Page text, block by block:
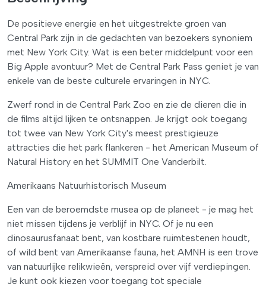
De positieve energie en het uitgestrekte groen van
Central Park zijn in de gedachten van bezoekers synoniem
met New York City. Wat is een beter middelpunt voor een
Big Apple avontuur? Met de Central Park Pass geniet je van
enkele van de beste culturele ervaringen in NYC.
Zwerf rond in de Central Park Zoo en zie de dieren die in
de films altijd lijken te ontsnappen. Je krijgt ook toegang
tot twee van New York City's meest prestigieuze
attracties die het park flankeren - het American Museum of
Natural History en het SUMMIT One Vanderbilt.
Amerikaans Natuurhistorisch Museum
Een van de beroemdste musea op de planeet - je mag het
niet missen tijdens je verblijf in NYC. Of je nu een
dinosaurusfanaat bent, van kostbare ruimtestenen houdt,
of wild bent van Amerikaanse fauna, het AMNH is een trove
van natuurlijke relikwieën, verspreid over vijf verdiepingen.
Je kunt ook kiezen voor toegang tot speciale